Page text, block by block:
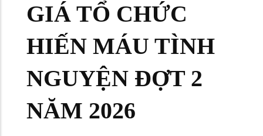
GIÁ TỔ CHỨC
HIẾN MÁU TÌNH
NGUYỆN ĐỢT 2
NĂM 2026